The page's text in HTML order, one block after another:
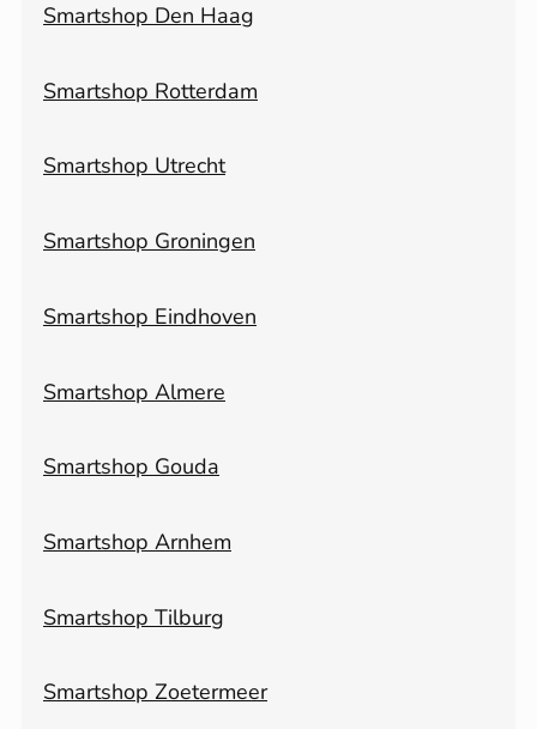
Smartshop Den Haag
Smartshop Rotterdam
Smartshop Utrecht
Smartshop Groningen
Smartshop Eindhoven
Smartshop Almere
Smartshop Gouda
Smartshop Arnhem
Smartshop Tilburg
Smartshop Zoetermeer